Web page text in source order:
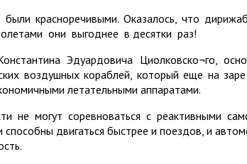
красноречивыми. Оказалось, что
они выгоднее в десятки раз!
Эдуардовича Циолковско¬го,
воздушных кораблей, который еще на
летательными аппаратами.
не могут соревноваться с реактивными
двигаться быстрее и поездов, и